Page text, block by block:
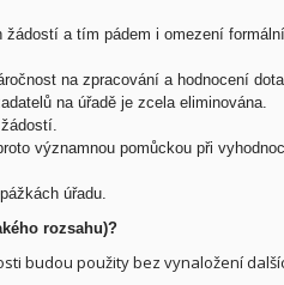
a tím pádem i omezení
na zpracování a hodnocení
na úřadě je zcela eliminována.
významnou pomůckou při
úřadu.
rozsahu)?
budou použity bez vynaložení